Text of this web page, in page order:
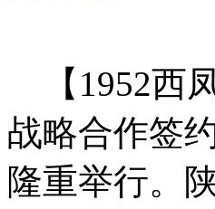
【1952西
战略合作签
隆重举行。